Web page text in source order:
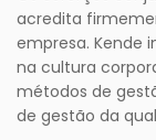
acredita
empresa. Kende
na cultura
métodos de
de gestão da